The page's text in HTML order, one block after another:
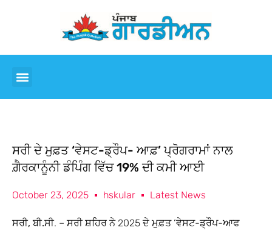
ਸਰੀ ਦੇ ਮੁਫ਼ਤ ‘ਵੇਸਟ-ਡ੍ਰੌਪ- ਆਫ਼’ ਪ੍ਰੋਗਰਾਮਾਂ ਨਾਲ
ਗ਼ੈਰਕਾਨੂੰਨੀ ਡੰਪਿੰਗ ਵਿੱਚ 19% ਦੀ ਕਮੀ ਆਈ
October 23, 2025 hskular Latest News
ਸਰੀ,ਬੀ.ਸੀ. – ਸਰੀ ਸ਼ਹਿਰ ਨੇ 2025 ਦੇ ਮੁਫ਼ਤ ‘ਵੇਸਟ-ਡ੍ਰੌਪ-ਆਫ